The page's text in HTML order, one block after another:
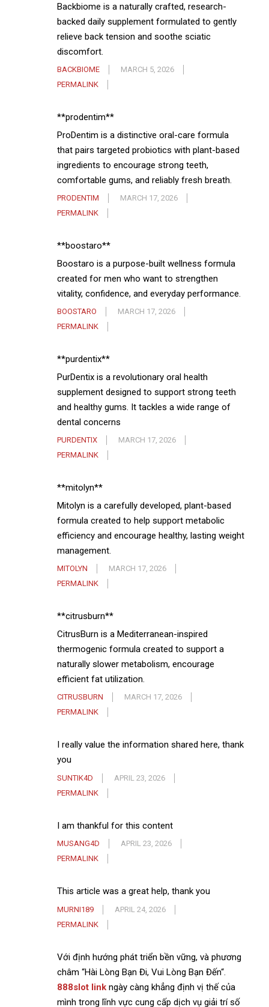
Backbiome is a naturally crafted, research-
backed daily supplement formulated to gently
relieve back tension and soothe sciatic
discomfort.
BACKBIOME
MARCH 5, 2026
PERMALINK
**prodentim**
ProDentim is a distinctive oral-care formula
that pairs targeted probiotics with plant-based
ingredients to encourage strong teeth,
comfortable gums, and reliably fresh breath.
PRODENTIM
MARCH 17, 2026
PERMALINK
**boostaro**
Boostaro is a purpose-built wellness formula
created for men who want to strengthen
vitality, confidence, and everyday performance.
BOOSTARO
MARCH 17, 2026
PERMALINK
**purdentix**
PurDentix is a revolutionary oral health
supplement designed to support strong teeth
and healthy gums. It tackles a wide range of
dental concerns
PURDENTIX
MARCH 17, 2026
PERMALINK
**mitolyn**
Mitolyn is a carefully developed, plant-based
formula created to help support metabolic
efficiency and encourage healthy, lasting weight
management.
MITOLYN
MARCH 17, 2026
PERMALINK
**citrusburn**
CitrusBurn is a Mediterranean-inspired
thermogenic formula created to support a
naturally slower metabolism, encourage
efficient fat utilization.
CITRUSBURN
MARCH 17, 2026
PERMALINK
I really value the information shared here, thank
you
SUNTIK4D
APRIL 23, 2026
PERMALINK
I am thankful for this content
MUSANG4D
APRIL 23, 2026
PERMALINK
This article was a great help, thank you
MURNI189
APRIL 24, 2026
PERMALINK
Với định hướng phát triển bền vững, và phương
châm “Hài Lòng Bạn Đi, Vui Lòng Bạn Đến“.
888slot link ngày càng khẳng định vị thế của
mình trong lĩnh vực cung cấp dịch vụ giải trí số